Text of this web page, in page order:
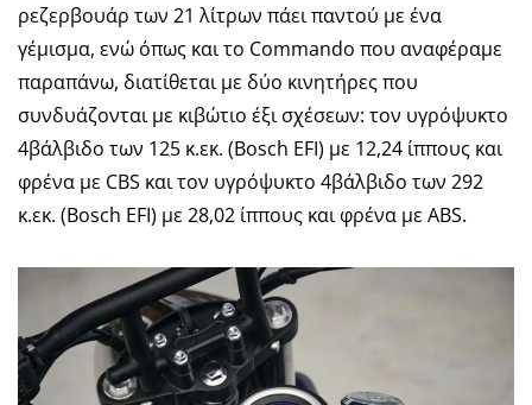
ρεζερβουάρ των 21 λίτρων πάει παντού με ένα
γέμισμα, ενώ όπως και το Commando που αναφέραμε
παραπάνω, διατίθεται με δύο κινητήρες που
συνδυάζονται με κιβώτιο έξι σχέσεων: τον υγρόψυκτο
4βάλβιδο των 125 κ.εκ. (Bosch EFI) με 12,24 ίππους και
φρένα με CBS και τον υγρόψυκτο 4βάλβιδο των 292
κ.εκ. (Bosch EFI) με 28,02 ίππους και φρένα με ABS.